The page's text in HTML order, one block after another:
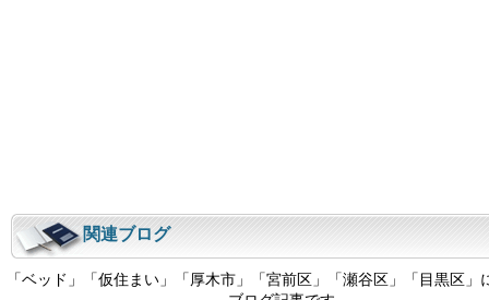
関連ブログ
「ベッド」「仮住まい」「厚木市」「宮前区」「瀬谷区」「目黒区」